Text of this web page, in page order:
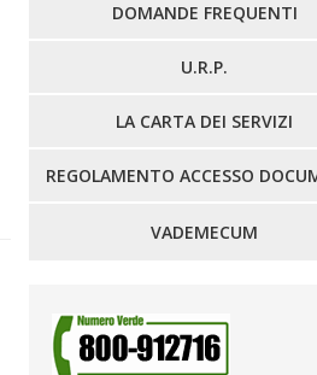
DOMANDE FREQUENTI
U.R.P.
LA CARTA DEI SERVIZI
REGOLAMENTO ACCESSO
VADEMECUM
SMARRIMENTO OGGETTI